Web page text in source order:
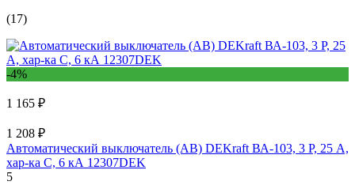
(17)
-4%
1 165 ₽
1 208 ₽
Автоматический выключатель (АВ) DEKraft ВА-103, 3 Р, 25 А,
хар-ка C, 6 кА 12307DEK
5